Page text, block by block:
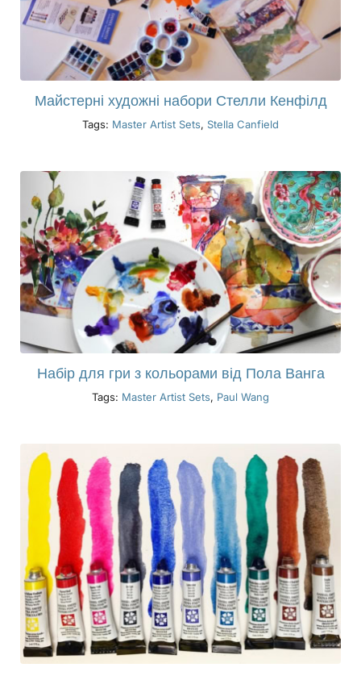
Майстерні художні набори Стелли Кенфілд
Tags: Master Artist Sets, Stella Canfield
Набір для гри з кольорами від Пола Ванга
Tags: Master Artist Sets, Paul Wang